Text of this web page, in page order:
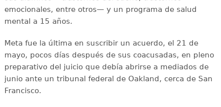
emocionales, entre otros— y un programa de salud
mental a 15 años.
Meta fue la última en suscribir un acuerdo, el 21 de
mayo, pocos días después de sus coacusadas, en pleno
preparativo del juicio que debía abrirse a mediados de
junio ante un tribunal federal de Oakland, cerca de San
Francisco.